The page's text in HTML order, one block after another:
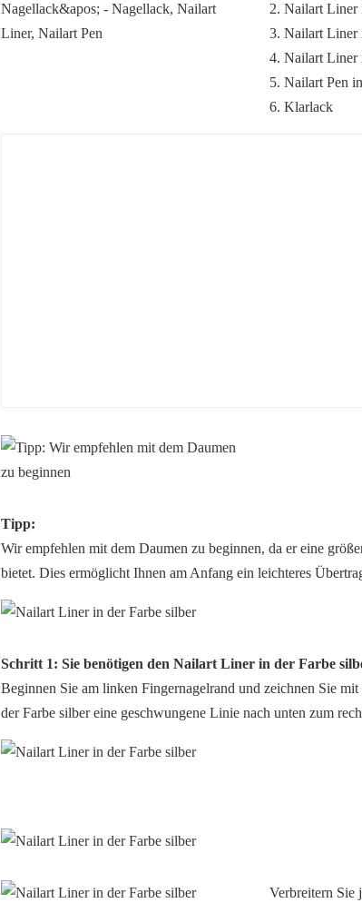
2. Nailart Liner
3. Nailart Liner
4. Nailart Liner
5. Nailart Pen
6. Klarlack
Tipp:
Wir empfehlen mit dem Daumen zu beginnen, da er eine
bietet. Dies ermöglicht Ihnen am Anfang ein leichteres
Schritt 1: Sie benötigen den Nailart Liner in der Farbe
Beginnen Sie am linken Fingernagelrand und zeichnen Sie
der Farbe silber eine geschwungene Linie nach unten zum
Verbreitern Sie